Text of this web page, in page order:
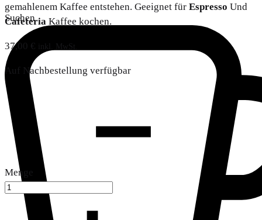
Suchen
gemahlenem Kaffee entstehen. Geeignet für Espresso Und
Cafeteria Kaffee kochen.
37,00 € inkl. MwSt.
Auf Nachbestellung verfügbar
Menge